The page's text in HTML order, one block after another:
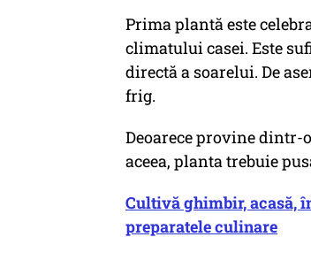
Prima plantă este
climatului casei. Este
directă a soarelui. De
frig.
Deoarece provine dintr-
aceea, planta trebuie
Cultivă ghimbir, acasă,
preparatele culinare